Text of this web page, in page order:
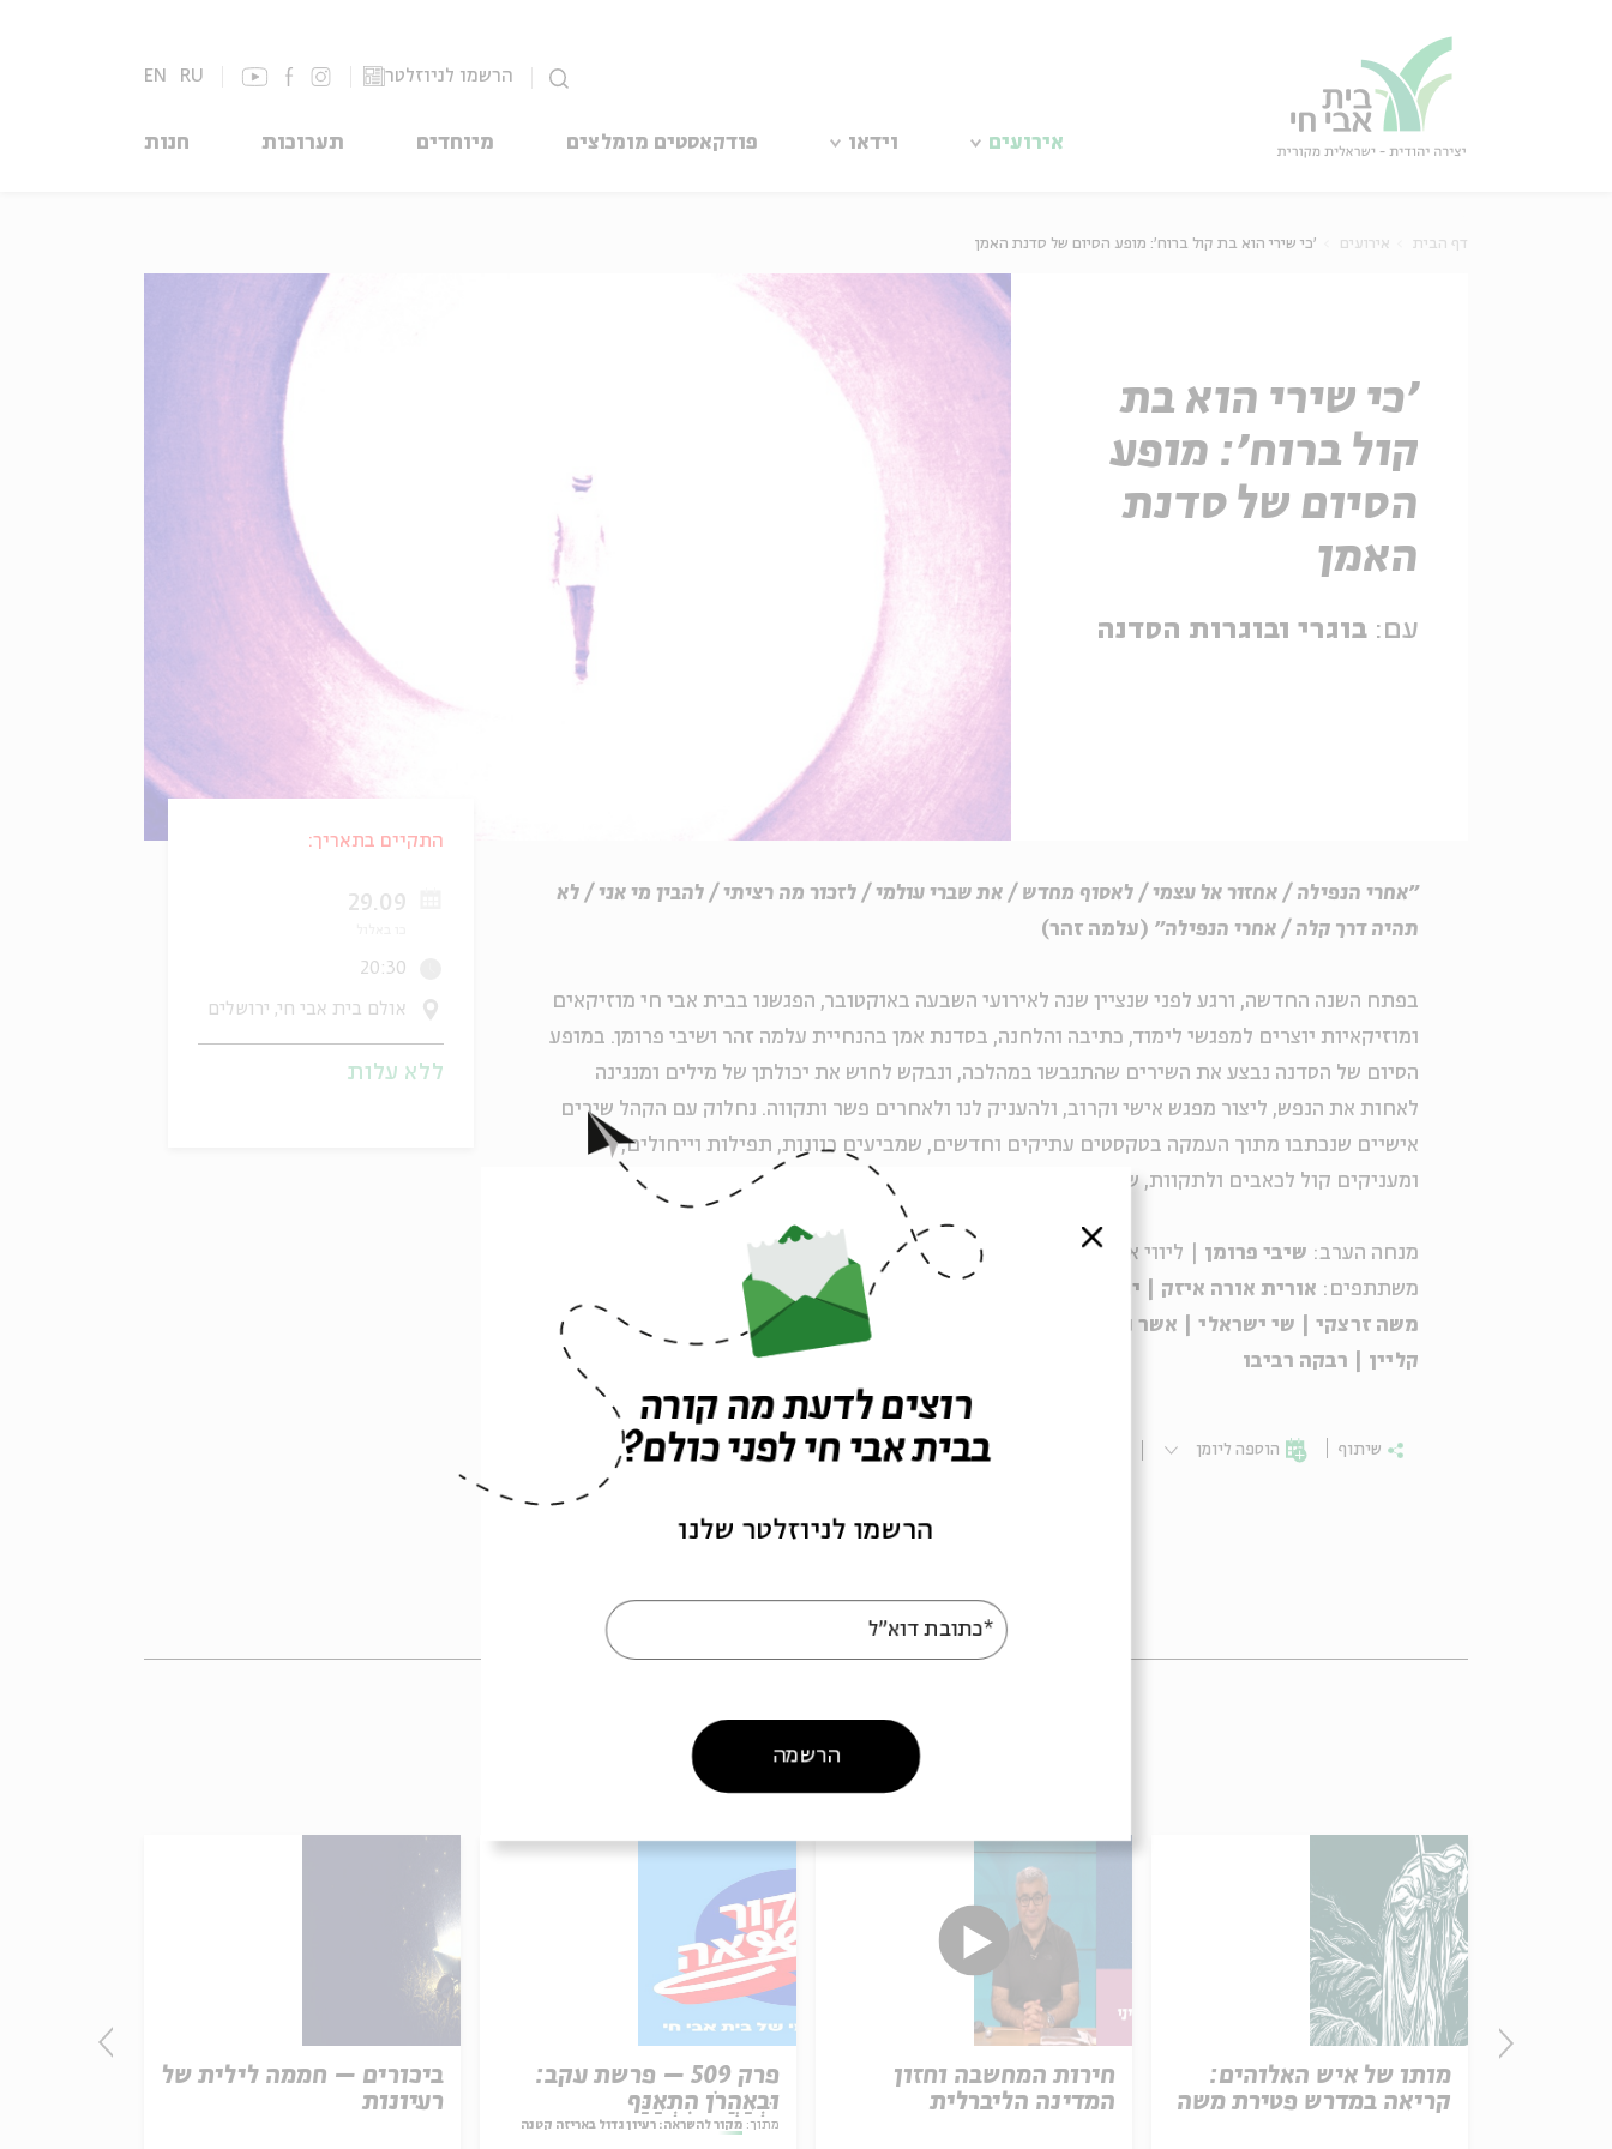
הרשמו לניוזלטר EN RU
אירועים וידאו פודקאסטים מומלצים מיוחדים תערוכות חנות
דף הבית אירועים 'כי שירי הוא בת קול ברוח': מופע הסיום של סדנת האמן
'כי שירי הוא בת
קול ברוח': מופע
הסיום של סדנת
האמן
עם: בוגרי ובוגרות הסדנה
״אחרי הנפילה / אחזור אל עצמי / לאסוף מחדש / את שברי עולמי / לזכור מה רציתי / להבין מי אני / לא
תהיה דרך קלה / אחרי הנפילה״ (עלמה זהר)
בפתח השנה החדשה, ורגע לפני שנציין שנה לאירועי השבעה באוקטובר, הפגשנו בבית אבי חי מוזיקאים
ומוזיקאיות יוצרים למפגשי לימוד, כתיבה והלחנה, בסדנת אמן בהנחיית עלמה זהר ושיבי פרומן. במופע
הסיום של הסדנה נבצע את השירים שהתגבשו במהלכה, ונבקש לחוש את יכולתן של מילים ומנגינה
לאחות את הנפש, ליצור מפגש אישי וקרוב, ולהעניק לנו ולאחרים פשר ותקווה. נחלוק עם הקהל שירים
אישיים שנכתבו מתוך העמקה בטקסטים עתיקים וחדשים, שמביעים כוונות, תפילות וייחולים,
ומעניקים קול לכאבים ולתקוות, של יחיד ושל רבים.
מנחה הערב: שיבי פרומן | ליווי אומנותי:
עלמה זהר
משתתפים: אורית אורה איזק | יפעת בר סלע | רחלי גלאם | שרית גרין | אביטל הכהן | אורי ויזל |
משה זרצקי | שי ישראלי | אשר נכטילר | אורי דוד שוק | סתיו שיימן | מרדכי שנוולד | אלחנן
קליין | רבקה רביבו
שיתוף הוספה ליומן הרשמה לאירועים דומים
התקיים בתאריך:
29.09
20:30
אולם בית אבי חי, ירושלים
ללא עלות
עוד בבית אבי חי
ביכורים – חממה לילית של
רעיונות
פרק 509 – פרשת עקב:
וּבְאַהֲרֹן הִתְאַנַּף
מתוך: מקור להשראה: רעיון גדול באריזה קטנה
חירות המחשבה וחזון
המדינה הליברלית
מותו של איש האלוהים:
קריאה במדרש פטירת משה
סגור
רוצים לדעת מה קורה
בבית אבי חי לפני כולם?
הרשמו לניוזלטר שלנו
*כתובת דוא"ל
הרשמה